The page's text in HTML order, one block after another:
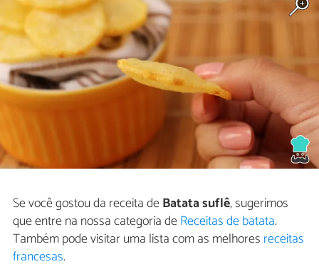
Se você gostou da receita deBatata suflê, sugerimos
que entre na nossa categoria deReceitas de batata.
Também pode visitar uma lista com as melhores receitas
francesas.